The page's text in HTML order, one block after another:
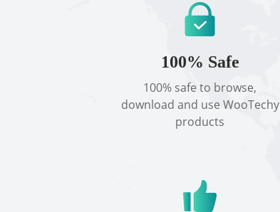
100% Safe
100% safe to browse,
download and use WooTechy
products